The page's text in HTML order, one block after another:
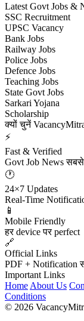
Latest Govt Jobs &
SSC Recruitment
UPSC Vacancy
Bank Jobs
Railway Jobs
Police Jobs
Defence Jobs
Teaching Jobs
State Govt Jobs
Sarkari Yojana
Scholarship
क्यों चुनें
⚡
Fast & Verified
Govt Job News
🕐
24×7 Updates
Real-Time
📱
Mobile Friendly
हर device पर perfect
🔗
Official Links
PDF + Notification
Important Links
Home About Us
Conditions
© 2026